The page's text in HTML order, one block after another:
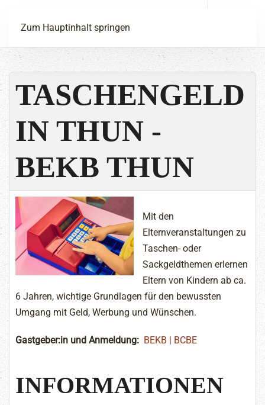
Zum Hauptinhalt springen
TASCHENGELD
IN THUN -
BEKB THUN
Mit den
Elternveranstaltungen zu
Taschen- oder
Sackgeldthemen erlernen
Eltern von Kindern ab ca.
6 Jahren, wichtige Grundlagen für den bewussten
Umgang mit Geld, Werbung und Wünschen.
Gastgeber:in und Anmeldung: BEKB | BCBE
INFORMATIONEN